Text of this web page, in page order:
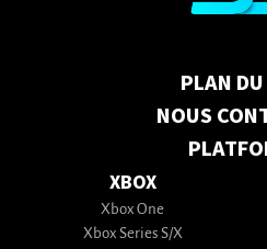
PLAN
NOUS
XBOX
Xbox One
Xbox Series S/X